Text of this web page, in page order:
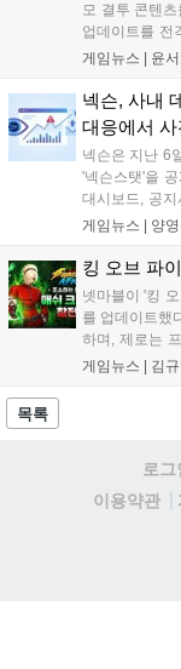
모 결투 콘텐
업데이트를 전
게임 히간 이
이번 업데이트
게임뉴스 | 윤
넥슨, 사내
대응에서
넥슨은 지난 6
'넥슨스탯'을
대시보드, 공
임라인에 연결
중심의 운영
율적인 의사
게임뉴스 | 양
킹 오브 파
넷마블이 '킹
를 업데이트했
하며, 제로는
터 14일까지
게임뉴스 | 김
목록
로그
이용약관